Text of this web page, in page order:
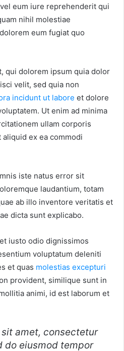
eum iure reprehenderit qui
nihil molestiae
eum fugiat quo
qui dolorem ipsum quia dolor
velit, sed quia non
incidunt ut labore et dolore
Ut enim ad minima
ullam corporis
ex ea commodi
iste natus error sit
laudantium, totam
ab illo inventore veritatis et
dicta sunt explicabo.
iusto odio dignissimos
voluptatum deleniti
et quas molestias excepturi
provident, similique sunt in
animi, id est laborum et
amet, consectetur
do eiusmod tempor